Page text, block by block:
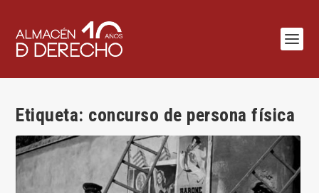
Etiqueta: concurso de persona física